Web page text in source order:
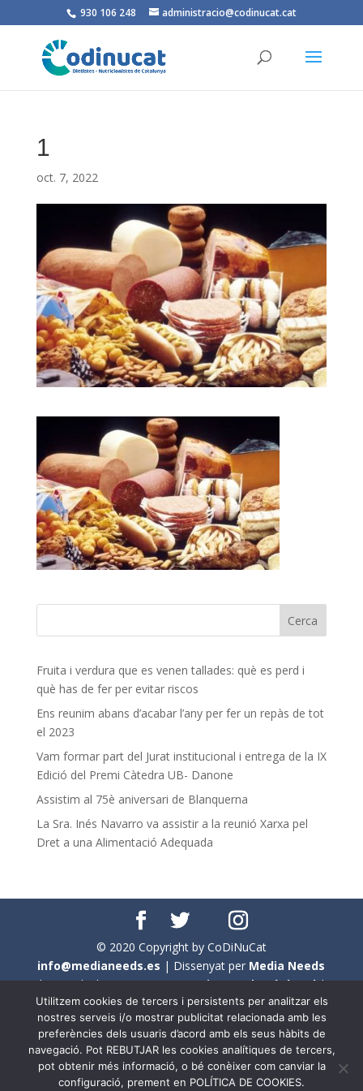
930 106 248 administracio@codinucat.cat
1
oct. 7, 2022
Fruita i verdura que es venen tallades: què es perd i
què has de fer per evitar riscos
Ens reunim abans d’acabar l’any per fer un repàs de tot
el 2023
Vam formar part del Jurat institucional i entrega de la IX
Edició del Premi Càtedra UB- Danone
Assistim al 75è aniversari de Blanquerna
La Sra. Inés Navarro va assistir a la reunió Xarxa pel
Dret a una Alimentació Adequada
© 2020 Copyright by CoDiNuCat
info@medianeeds.es | Dissenyat per Media Needs
| Tots els drets reservats aCoDiNuCat |Avís legal|
Avís per cookies
En aquest web s'ha tingut en compte l'ús no sexista del
llenguatge. No obstant això, i a causa de la seva
extensió, no s'ha pogut fer de manera exhaustiva. Per
Utilitzem cookies de tercers i persistents per analitzar els
nostres serveis i/o mostrar publicitat relacionada amb les
preferències dels usuaris d’acord amb els seus hàbits de
navegació. Pot REBUTJAR les cookies analítiques de tercers,
pot obtenir més informació, o bé conèixer com canviar la
configuració, prement en POLÍTICA DE COOKIES.